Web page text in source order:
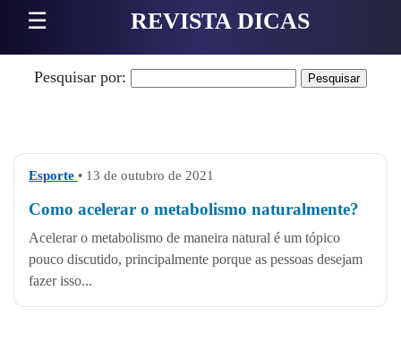
☰ REVISTA DICAS
Pesquisar por:
Esporte • 13 de outubro de 2021
Como acelerar o metabolismo naturalmente?
Acelerar o metabolismo de maneira natural é um tópico
pouco discutido, principalmente porque as pessoas desejam
fazer isso...